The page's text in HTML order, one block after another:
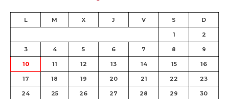
L M X J V S D
1 2
3 4 5 6 7 8 9
10 11 12 13 14 15 16
17 18 19 20 21 22 23
24 25 26 27 28 29 30